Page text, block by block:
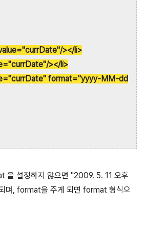
></li>
></li>
format="yyyy-MM-dd
을 설정하지 않으면 "2009. 5. 11 오후
며, format을 주게 되면 format 형식으